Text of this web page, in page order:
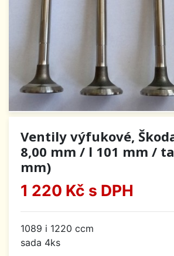
Ventily výfukové,
8,00 mm / l 101 mm /
mm)
1 220 Kč s DPH
1089 i 1220 ccm
sada 4ks